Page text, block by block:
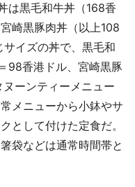
は黒毛和牛丼（168香
崎黒豚肉丼（以上108
イズの丼で、黒毛和
98香港ドル、宮崎黒豚
ーンティーメニュー
メニューから小鉢やサ
として付けた定食だ。
袋などは通常時間帯と